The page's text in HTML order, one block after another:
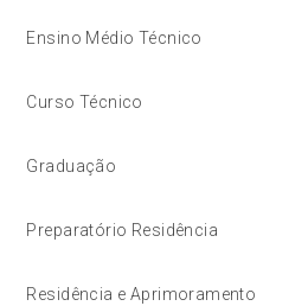
Ensino Médio Técnico
Curso Técnico
Graduação
Preparatório Residência
Residência e Aprimoramento